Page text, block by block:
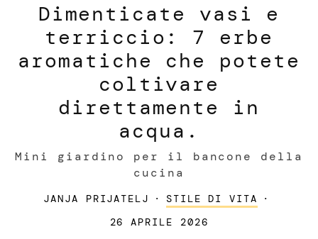
Dimenticate vasi e
terriccio: 7 erbe
aromatiche che potete
coltivare
direttamente in
acqua.
Mini giardino per il bancone della
cucina
JANJA PRIJATELJ · STILE DI VITA
·
26 APRILE 2026